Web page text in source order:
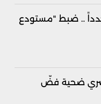
.. ضبط "مستودع
ضحية فضّ